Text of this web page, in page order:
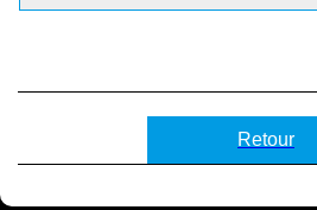
Retour